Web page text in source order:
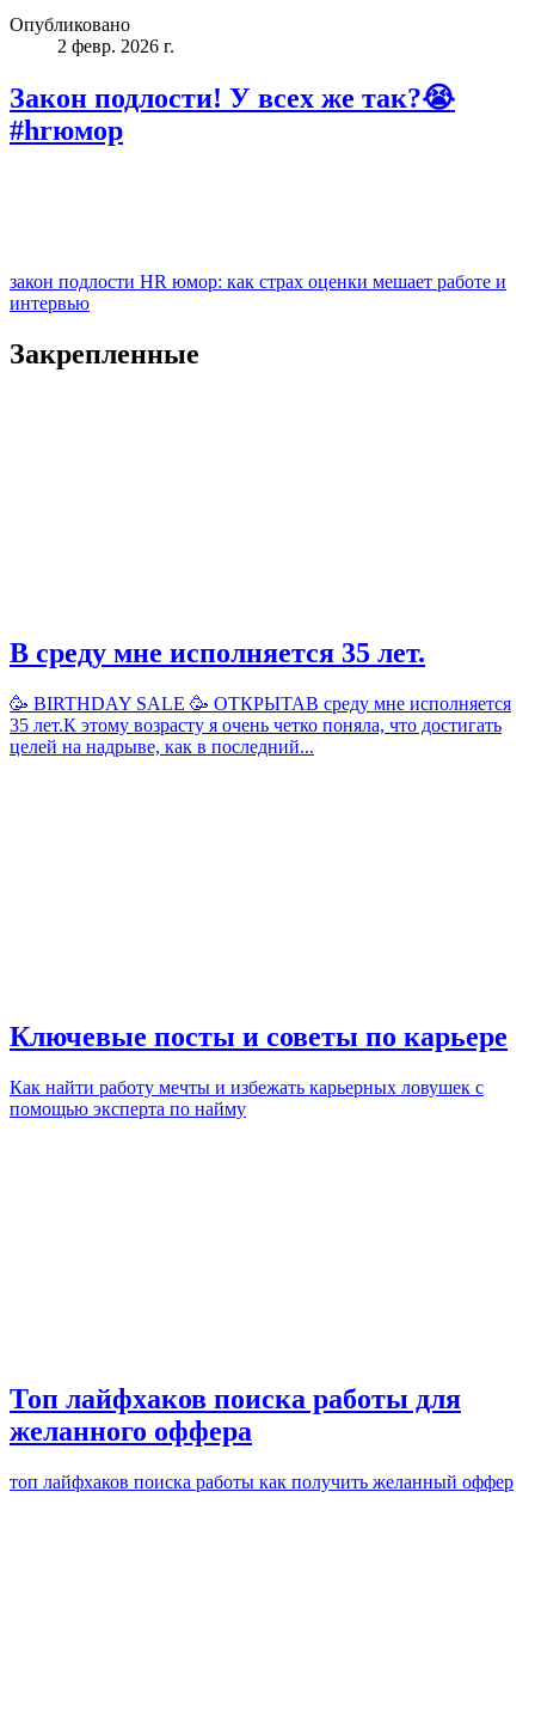
Опубликовано
2 февр. 2026 г.
Закон подлости! У всех же так?😭
#hrюмор
закон подлости HR юмор: как страх оценки мешает работе и
интервью
Закрепленные
В среду мне исполняется 35 лет.
🥳 BIRTHDAY SALE 🥳 ОТКРЫТАВ среду мне исполняется
35 лет.К этому возрасту я очень четко поняла, что достигать
целей на надрыве, как в последний...
Ключевые посты и советы по карьере
Как найти работу мечты и избежать карьерных ловушек с
помощью эксперта по найму
Топ лайфхаков поиска работы для
желанного оффера
топ лайфхаков поиска работы как получить желанный оффер